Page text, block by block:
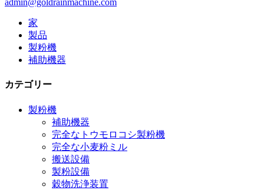
admin@goldrainmachine.com
家
製品
製粉機
補助機器
カテゴリー
製粉機
補助機器
完全なトウモロコシ製粉機
完全な小麦粉ミル
搬送設備
製粉設備
穀物洗浄装置